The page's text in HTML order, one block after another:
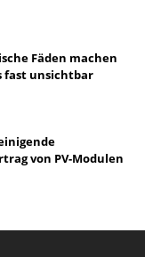
Fäden machen
fast unsichtbar
von PV-Modulen